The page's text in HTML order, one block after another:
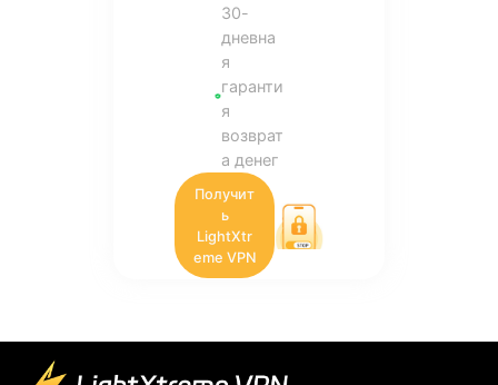
30-
дневна
я
гаранти
я
возврат
а денег
Получит
ь
LightXtr
eme VPN